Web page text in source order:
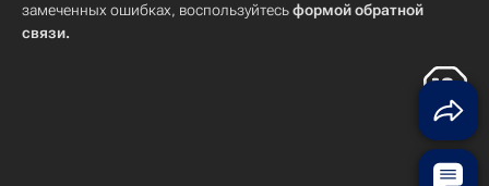
замеченных ошибках, воспользуйтесьформой обратной
связи.